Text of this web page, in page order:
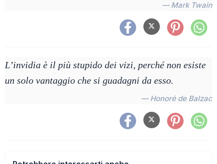
— Mark Twain
L’invidia è il più stupido dei vizi, perché non esiste
un solo vantaggio che si guadagni da esso.
— Honoré de Balzac